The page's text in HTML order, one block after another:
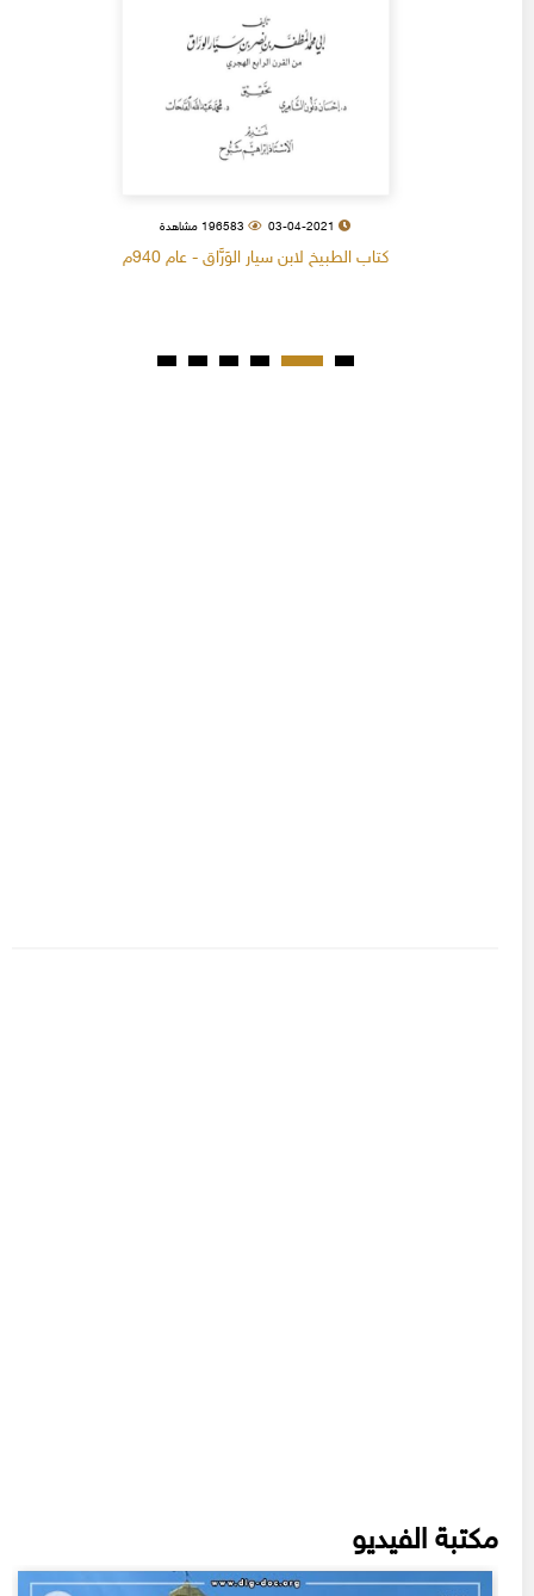
03-04-2021 196583 مشاهدة
كتاب الطبيخ لابن سيار الوَرَّاق - عام 940م
مكتبة الفيديو